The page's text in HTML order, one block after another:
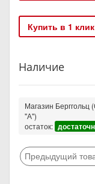
Купить в 1 клик
Наличие
Магазин Берггольц
"А")
остаток:
Предыдущий